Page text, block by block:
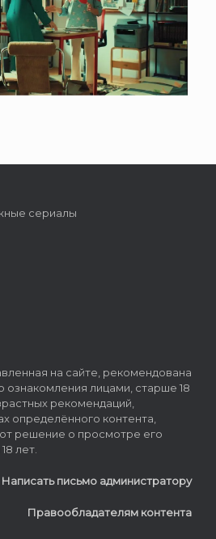
сериалы
на сайте, рекомендована
ознакомления лицами, старше 18
рекомендаций,
определённого контента,
решение о просмотре его
лет.
Написать письмо администратору
Правообладателям контента